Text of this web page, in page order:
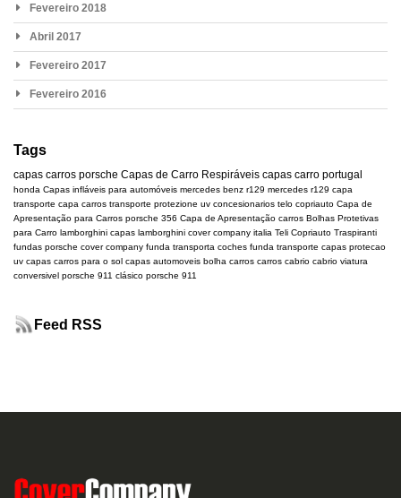
Fevereiro 2018
Abril 2017
Fevereiro 2017
Fevereiro 2016
Tags
capas carros porsche Capas de Carro Respiráveis capas carro portugal
honda Capas infláveis para automóveis mercedes benz r129 mercedes r129 capa
transporte capa carros transporte protezione uv concesionarios telo copriauto Capa de
Apresentação para Carros porsche 356 Capa de Apresentação carros Bolhas Protetivas
para Carro lamborghini capas lamborghini cover company italia Teli Copriauto Traspiranti
fundas porsche cover company funda transporta coches funda transporte capas protecao
uv capas carros para o sol capas automoveis bolha carros carros cabrio cabrio viatura
conversivel porsche 911 clásico porsche 911
Feed RSS